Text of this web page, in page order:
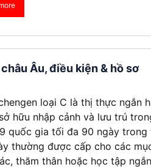
Âu, điều kiện & hồ sơ
loại C là thị thực ngắn
hữu nhập cảnh và lưu trú
quốc gia tối đa 90 ngày trong
thường được cấp cho các
thăm thân hoặc học tập